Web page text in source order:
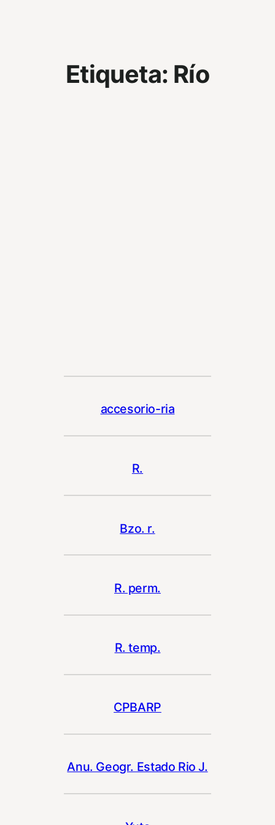
Etiqueta: Río
accesorio-ria
R.
Bzo. r.
R. perm.
R. temp.
CPBARP
Anu. Geogr. Estado Rio J.